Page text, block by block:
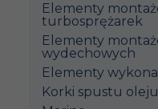
Elementy
turbosprężarek
Elementy
wydechowych
Elementy
Korki spustu oleju